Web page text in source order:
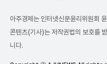
아주경제는 인터넷신문윤리위원회
콘텐츠(기사)는 저작권법의 보호를
니다.